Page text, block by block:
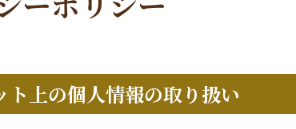
ト上の個人情報の取り扱い